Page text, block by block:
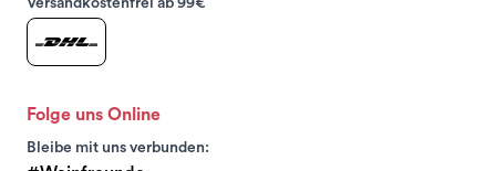
Versandkostenfrei ab 99€
Folge uns Online
Bleibe mit uns verbunden: